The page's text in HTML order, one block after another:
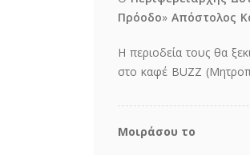
Πρόοδο» Απόστολος
Η περιοδεία τους θα
στο καφέ ΒUZZ
Μοιράσου το